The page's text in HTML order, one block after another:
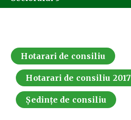
Hotarari de consiliu
Hotarari de consiliu 2017
Ședințe de consiliu